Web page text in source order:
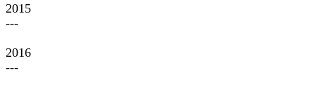
2015
---
2016
---